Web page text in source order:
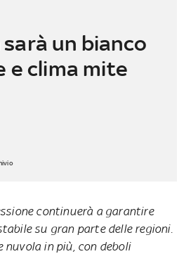
un bianco
e clima mite
continuerà a garantire
su gran parte delle regioni.
nuvola in più, con deboli